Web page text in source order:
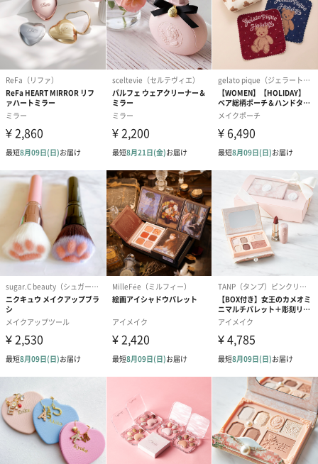
コットン巾着 【誕生
日】（グレー）S（550
円）
コットン巾着 【誕生
日】（スモーキーピン
ク）S（550円）
コットン巾着
とう】 S（550
商品の形質上、のしを直接添付できない商品にのし風のカードを
同梱します。
※のし下はご記入いただけません。
※カードのデザインは一部変更する場合があります。
結婚祝い（御結婚御
出産祝い（御出産御
内祝い_蝶結
（110円）
結婚祝いちょい足しギフト
結婚祝いギフトへの＋αにおすすめです。新生活を彩るギフトオプ